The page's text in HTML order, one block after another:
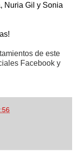
Nuria Gil y Sonia
de este
Facebook y